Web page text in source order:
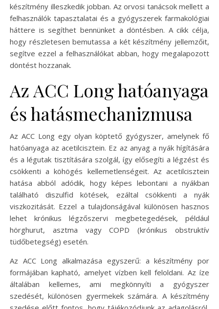
készítmény illeszkedik jobban. Az orvosi tanácsok mellett a
felhasználók tapasztalatai és a gyógyszerek farmakológiai
háttere is segíthet bennünket a döntésben. A cikk célja,
hogy részletesen bemutassa a két készítmény jellemzőit,
segítve ezzel a felhasználókat abban, hogy megalapozott
döntést hozzanak.
Az ACC Long hatóanyaga
és hatásmechanizmusa
Az ACC Long egy olyan köptető gyógyszer, amelynek fő
hatóanyaga az acetilcisztein. Ez az anyag a nyák hígítására
és a légutak tisztítására szolgál, így elősegíti a légzést és
csökkenti a köhögés kellemetlenségeit. Az acetilcisztein
hatása abból adódik, hogy képes lebontani a nyákban
található diszulfid kötések, ezáltal csökkenti a nyák
viszkozitását. Ezzel a tulajdonságával különösen hasznos
lehet krónikus légzőszervi megbetegedések, például
hörghurut, asztma vagy COPD (krónikus obstruktív
tüdőbetegség) esetén.
Az ACC Long alkalmazása egyszerű: a készítmény por
formájában kapható, amelyet vízben kell feloldani. Az íze
általában kellemes, ami megkönnyíti a gyógyszer
szedését, különösen gyermekek számára. A készítmény